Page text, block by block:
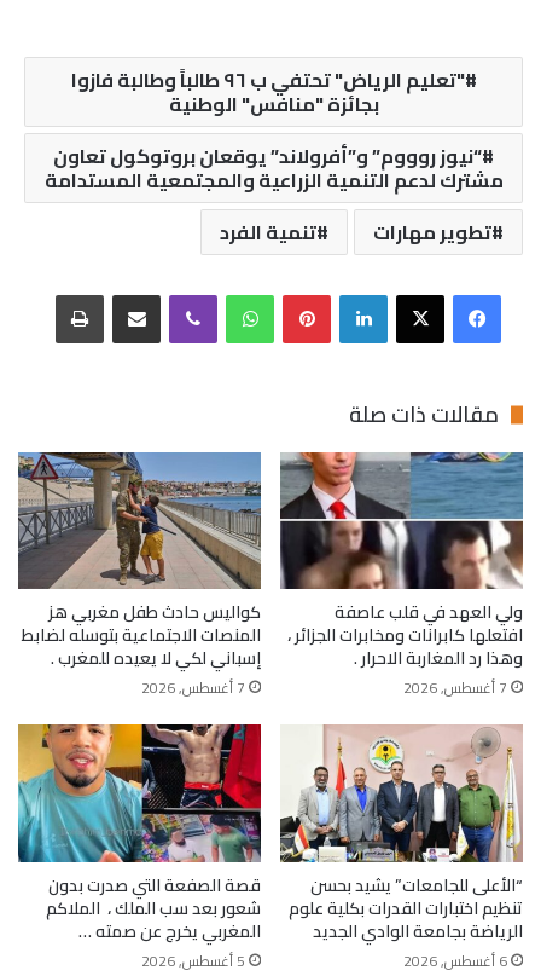
"تعليم الرياض" تحتفي ب ٩٦ طالباً وطالبة فازوا
بجائزة "منافس" الوطنية
“نيوز روووم” و”أفرولاند” يوقعان بروتوكول تعاون
مشترك لدعم التنمية الزراعية والمجتمعية المستدامة
تطوير مهارات
تنمية الفرد
فيسبوك‫X لينكدإن بينتيريستواتساب ڤايبر مشاركة عبر البريد طباعة
مقالات ذات صلة
ولي العهد في قلب عاصفة
افتعلها كابرانات ومخابرات الجزائر ،
وهذا رد المغاربة الاحرار .
7 أغسطس, 2026
كواليس حادث طفل مغربي هز
المنصات الاجتماعية بتوسله لضابط
إسباني لكي لا يعيده للمغرب .
7 أغسطس, 2026
“الأعلى للجامعات” يشيد بحسن
تنظيم اختبارات القدرات بكلية علوم
الرياضة بجامعة الوادي الجديد
6 أغسطس, 2026
قصة الصفعة التي صدرت بدون
شعور بعد سب الملك ، الملاكم
المغربي يخرج عن صمته …
5 أغسطس, 2026